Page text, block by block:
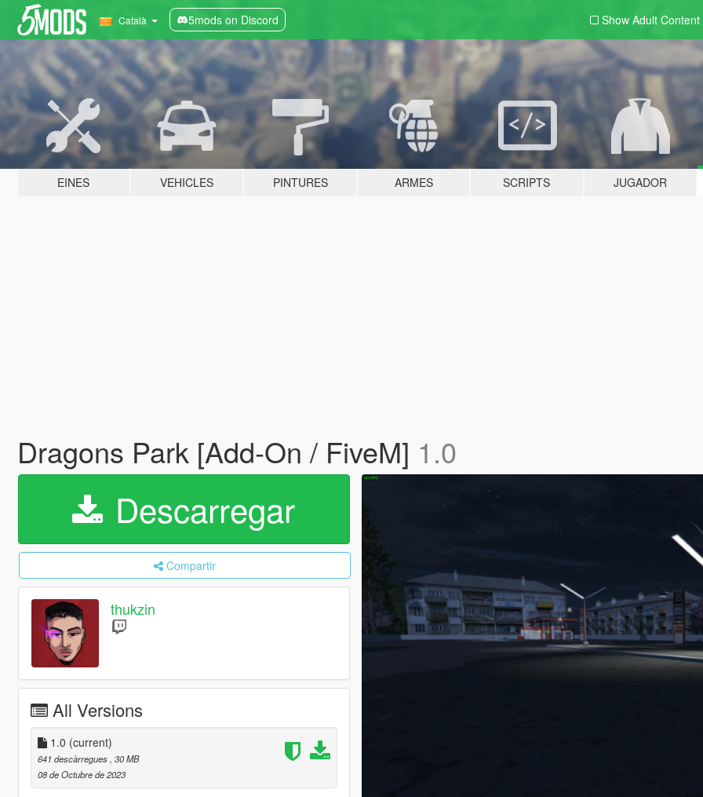
Català 5mods on Discord Show Adult Content
EINES VEHICLES PINTURES ARMES SCRIPTS JUGADOR
Dragons Park [Add-On / FiveM] 1.0
Descarregar
Compartir
thukzin
All Versions
1.0 (current)
641 descàrregues , 30 MB
08 de Octubre de 2023